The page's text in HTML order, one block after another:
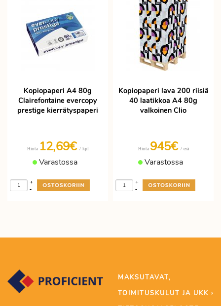
Kopiopaperi A4 80g
Clairefontaine evercopy
prestige kierrätyspaperi
Hinta 12,69€ / kpl
Varastossa
-
+
Kopiopaperi lava 200 riisiä
40 laatikkoa A4 80g
valkoinen Clio
Hinta 945€ / erä
Varastossa
-
+
MAKSUTAVAT,
TOIMITUSKULUT JA UKK ›